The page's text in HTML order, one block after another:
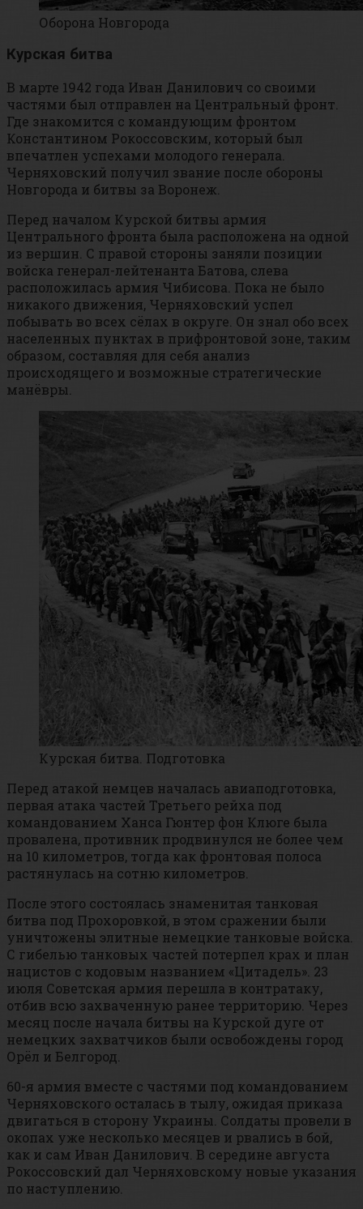
Оборона Новгорода
Курская битва
В марте 1942 года Иван Данилович со своими
частями был отправлен на Центральный фронт.
Где знакомится с командующим фронтом
Константином Рокоссовским, который был
впечатлен успехами молодого генерала.
Черняховский получил звание после обороны
Новгорода и битвы за Воронеж.
Перед началом Курской битвы армия
Центрального фронта была расположена на одной
из вершин. С правой стороны заняли позиции
войска генерал-лейтенанта Батова, слева
расположилась армия Чибисова. Пока не было
никакого движения, Черняховский успел
побывать во всех сёлах в округе. Он знал обо всех
населенных пунктах в прифронтовой зоне, таким
образом, составляя для себя анализ
происходящего и возможные стратегические
манёвры.
Курская битва. Подготовка
Перед атакой немцев началась авиаподготовка,
первая атака частей Третьего рейха под
командованием Ханса Гюнтер фон Клюге была
провалена, противник продвинулся не более чем
на 10 километров, тогда как фронтовая полоса
растянулась на сотню километров.
После этого состоялась знаменитая танковая
битва под Прохоровкой, в этом сражении были
уничтожены элитные немецкие танковые войска.
С гибелью танковых частей потерпел крах и план
нацистов с кодовым названием «Цитадель». 23
июля Советская армия перешла в контратаку,
отбив всю захваченную ранее территорию. Через
месяц после начала битвы на Курской дуге от
немецких захватчиков были освобождены город
Орёл и Белгород.
60-я армия вместе с частями под командованием
Черняховского осталась в тылу, ожидая приказа
двигаться в сторону Украины. Солдаты провели в
окопах уже несколько месяцев и рвались в бой,
как и сам Иван Данилович. В середине августа
Рокоссовский дал Черняховскому новые указания
по наступлению.